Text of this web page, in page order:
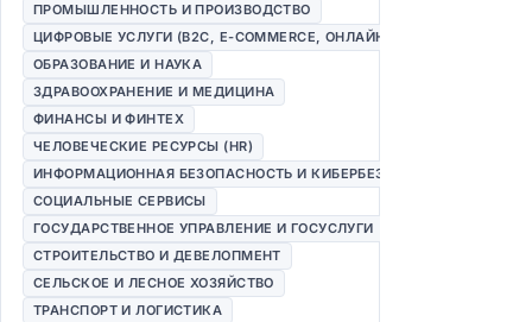
ПРОМЫШЛЕННОСТЬ И ПРОИЗВОДСТВО
ЦИФРОВЫЕ УСЛУГИ (B2C, E-COMMERCE, ОНЛАЙН-СЕРВИСЫ)
ОБРАЗОВАНИЕ И НАУКА
ЗДРАВООХРАНЕНИЕ И МЕДИЦИНА
ФИНАНСЫ И ФИНТЕХ
ЧЕЛОВЕЧЕСКИЕ РЕСУРСЫ (HR)
ИНФОРМАЦИОННАЯ БЕЗОПАСНОСТЬ И КИБЕРБЕЗОПАСНОСТЬ
СОЦИАЛЬНЫЕ СЕРВИСЫ
ГОСУДАРСТВЕННОЕ УПРАВЛЕНИЕ И ГОСУСЛУГИ
СТРОИТЕЛЬСТВО И ДЕВЕЛОПМЕНТ
СЕЛЬСКОЕ И ЛЕСНОЕ ХОЗЯЙСТВО
ТРАНСПОРТ И ЛОГИСТИКА